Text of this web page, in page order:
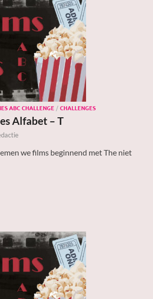
ABC CHALLENGE /CHALLENGES
Alfabet – T
we films beginnend met The niet